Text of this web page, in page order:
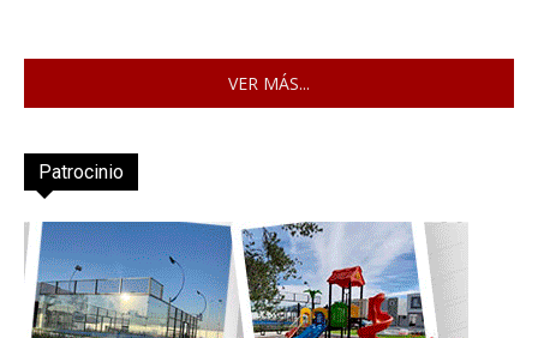
VER MÁS...
Patrocinio